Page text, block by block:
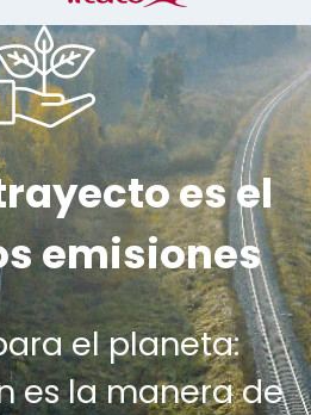
es el
emisiones
el planeta:
es la manera de